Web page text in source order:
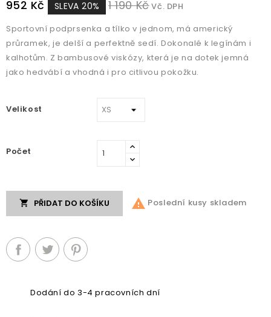
952 Kč
SLEVA 20% 1 190 KčVč. DPH
Sportovní podprsenka a tílko v jednom, má americký
průramek, je delší a perfektně sedí. Dokonalé k legínám i
kalhotům. Z bambusové viskózy, která je na dotek jemná
jako hedvábí a vhodná i pro citlivou pokožku.
Velikost
Počet
 PŘIDAT DO KOŠÍKU  Poslední kusy skladem
Dodání do 3-4 pracovních dní